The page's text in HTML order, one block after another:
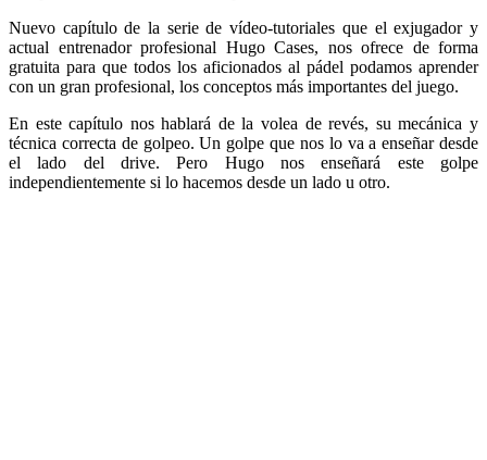
Nuevo capítulo de la serie de vídeo-tutoriales que el exjugador y
actual entrenador profesional Hugo Cases, nos ofrece de forma
gratuita para que todos los aficionados al pádel podamos aprender
con un gran profesional, los conceptos más importantes del juego.
En este capítulo nos hablará de la volea de revés, su mecánica y
técnica correcta de golpeo. Un golpe que nos lo va a enseñar desde
el lado del drive. Pero Hugo nos enseñará este golpe
independientemente si lo hacemos desde un lado u otro.